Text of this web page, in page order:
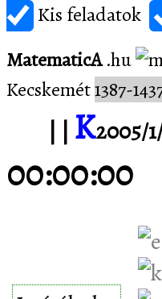
Kis feladatok
MatematicA.hu
Kecskemét1387-
| | K2005/
00:00:00